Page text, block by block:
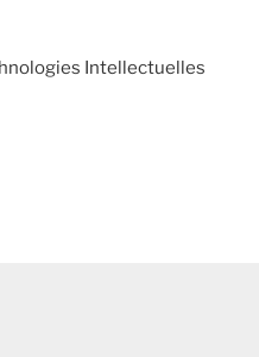
Intellectuelles